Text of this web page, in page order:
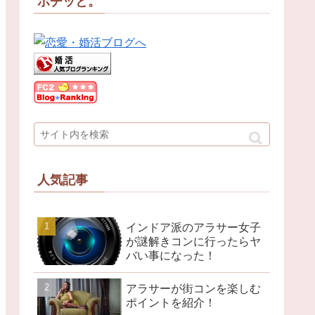
人気記事
インドア派のアラサー女子
が謎解きコンに行ったらヤ
バい事になった！
アラサーが街コンを楽しむ
ポイントを紹介！